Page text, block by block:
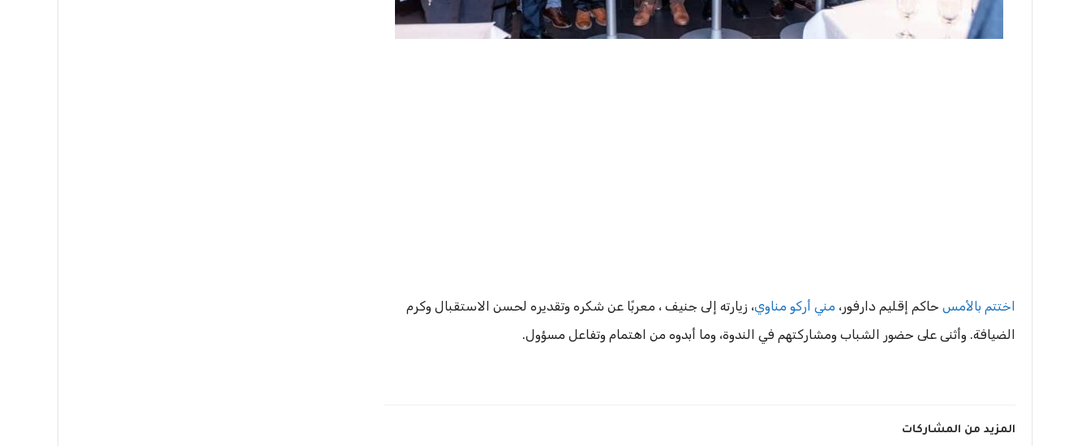
اختتم بالأمس حاكم إقليم دارفور، مني أركو مناوي، زيارته إلى جنيف ، معربًا عن شكره وتقديره لحسن الاستقبال وكرم
الضيافة. وأثنى على حضور الشباب ومشاركتهم في الندوة، وما أبدوه من اهتمام وتفاعل مسؤول.
المزيد من المشاركات